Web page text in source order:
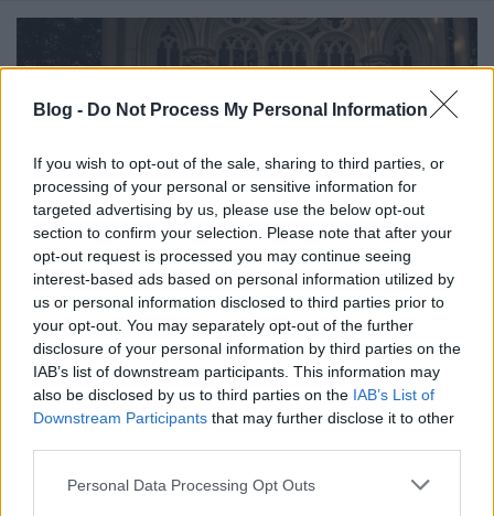
Blog - Do Not Process My Personal Information
If you wish to opt-out of the sale, sharing to third parties, or
processing of your personal or sensitive information for
targeted advertising by us, please use the below opt-out
section to confirm your selection. Please note that after your
opt-out request is processed you may continue seeing
interest-based ads based on personal information utilized by
us or personal information disclosed to third parties prior to
your opt-out. You may separately opt-out of the further
disclosure of your personal information by third parties on the
IAB’s list of downstream participants. This information may
also be disclosed by us to third parties on the IAB’s List of
Downstream Participants that may further disclose it to other
Please note that this website/app uses one or more Google
Personal Data Processing Opt Outs
Nyolcadik nagylemezével érkezik
Budapestre a Revocation
sunthatneversets • 2023. január 18.